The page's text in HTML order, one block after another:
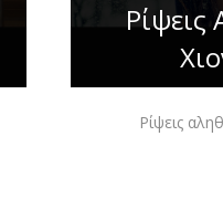
Ρίψεις
Ρίψεις